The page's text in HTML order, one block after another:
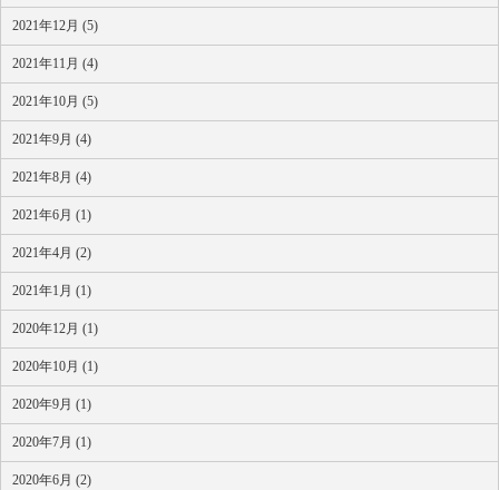
2021年12月 (5)
2021年11月 (4)
2021年10月 (5)
2021年9月 (4)
2021年8月 (4)
2021年6月 (1)
2021年4月 (2)
2021年1月 (1)
2020年12月 (1)
2020年10月 (1)
2020年9月 (1)
2020年7月 (1)
2020年6月 (2)